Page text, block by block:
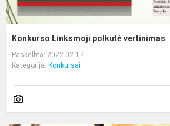
Konkurso Linksmoji polkutė vertinimas
Paskelbta: 2022-02-17
Kategorija: Konkursai